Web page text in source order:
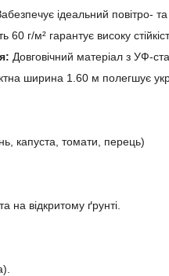
ідеальний повітро-
60 г/м² гарантує високу
Довговічний матеріал з УФ-
ширина 1.60 м полегшує
капуста, томати, перець)
на відкритому ґрунті.